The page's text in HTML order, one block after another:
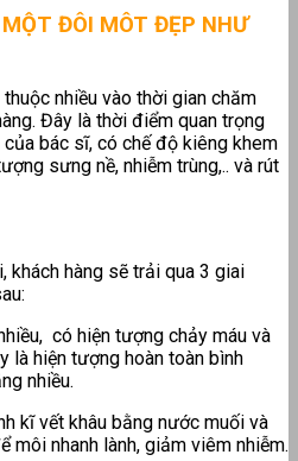
ĐÔI MÔT ĐẸP NHƯ
nhiều vào thời gian chăm
Đây là thời điểm quan trọng
bác sĩ, có chế độ kiêng khem
sưng nề, nhiễm trùng,.. và rút
khách hàng sẽ trải qua 3 giai
có hiện tượng chảy máu và
là hiện tượng hoàn toàn bình
nhiều.
kĩ vết khâu bằng nước muối và
môi nhanh lành, giảm viêm nhiễm.